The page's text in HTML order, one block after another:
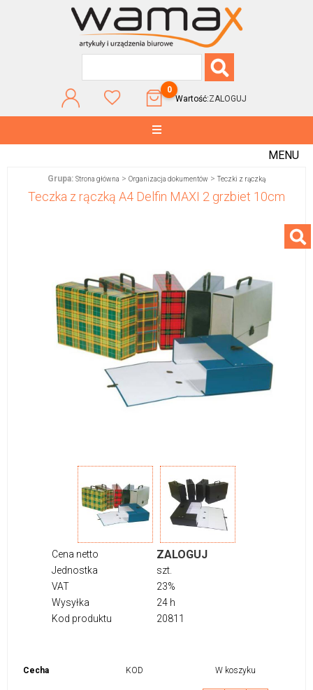
0
Wartość:ZALOGUJ
MENU
Grupa: Strona główna > Organizacja dokumentów >Teczki z rączką
Teczka z rączką A4 Delfin MAXI 2 grzbiet 10cm
Cena netto ZALOGUJ
Jednostka
szt.
VAT
23%
Wysyłka
24 h
Kod produktu
20811
Cecha KOD W koszyku